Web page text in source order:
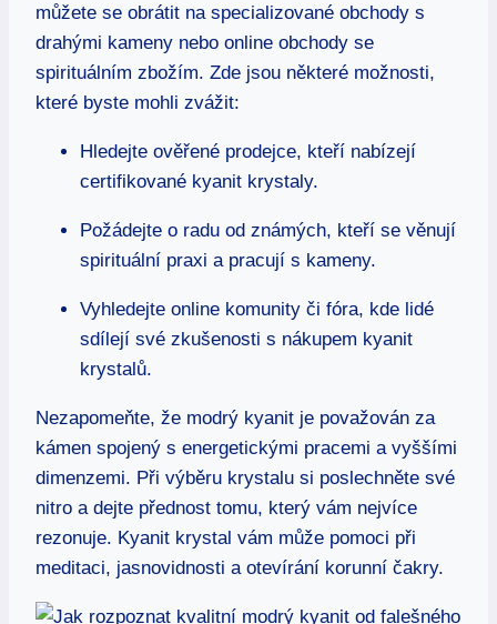
můžete se obrátit na specializované obchody s
drahými kameny nebo online obchody se
spirituálním zbožím. Zde jsou některé možnosti,
které byste mohli zvážit:
Hledejte ověřené prodejce, kteří nabízejí
certifikované kyanit krystaly.
Požádejte o radu od známých, kteří se věnují
spirituální praxi a pracují s kameny.
Vyhledejte online komunity či fóra, kde lidé
sdílejí své zkušenosti s nákupem kyanit
krystalů.
Nezapomeňte, že modrý kyanit je považován za
kámen spojený s energetickými pracemi a vyššími
dimenzemi. Při výběru krystalu si poslechněte své
nitro a dejte přednost tomu, který vám nejvíce
rezonuje. Kyanit krystal vám může pomoci při
meditaci, jasnovidnosti a otevírání korunní čakry.